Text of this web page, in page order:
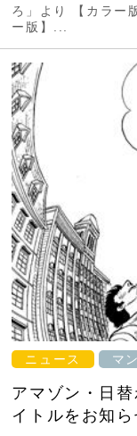
ろ」より 【カラー
ー版】...
ニュース マ
アマゾン・日
イトルをお知ら